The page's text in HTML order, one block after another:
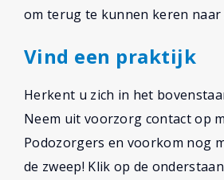
om terug te kunnen keren
Vind een praktijk
Herkent u zich in het
Neem uit voorzorg contact op
Podozorgers en voorkom nog
de zweep! Klik op de